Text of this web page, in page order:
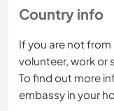
Country info
If you are not
volunteer, work or
To find out more
embassy in your